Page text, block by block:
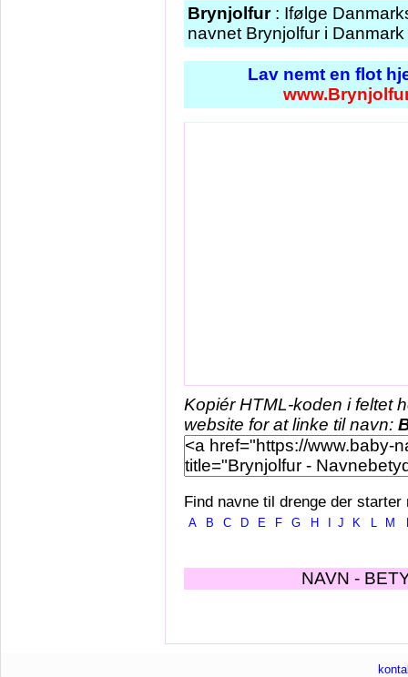
Brynjolfur: Ifølge
navnet Brynjolfur i
Lav nemt en flot
Kopiér HTML-koden i feltet
website for at linke til navn:
Find navne til drenge der starter
A B C D E F G H J K L M
NAVN -